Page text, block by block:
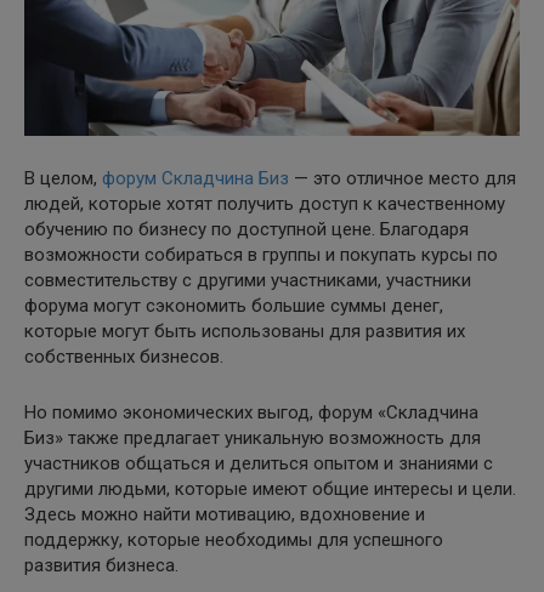
В целом, форум Складчина Биз — это отличное место для
людей, которые хотят получить доступ к качественному
обучению по бизнесу по доступной цене. Благодаря
возможности собираться в группы и покупать курсы по
совместительству с другими участниками, участники
форума могут сэкономить большие суммы денег,
которые могут быть использованы для развития их
собственных бизнесов.
Но помимо экономических выгод, форум «Складчина
Биз» также предлагает уникальную возможность для
участников общаться и делиться опытом и знаниями с
другими людьми, которые имеют общие интересы и цели.
Здесь можно найти мотивацию, вдохновение и
поддержку, которые необходимы для успешного
развития бизнеса.